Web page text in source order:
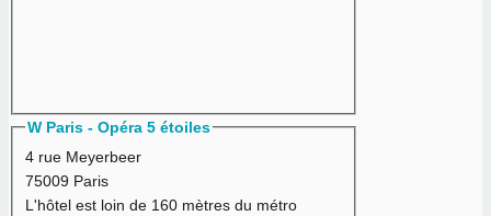
W Paris - Opéra 5 étoiles
4 rue Meyerbeer
75009 Paris
L'hôtel est loin de 160 mètres du métro